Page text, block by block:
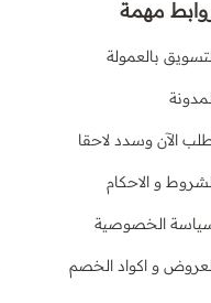
مهمة
بالعمولة
الآن وسدد لاحقا
و الاحكام
الخصوصية
و اكواد الخصم